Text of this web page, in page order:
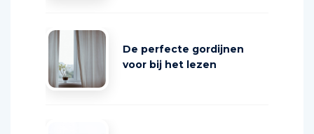
De perfecte gordijnen
voor bij het lezen